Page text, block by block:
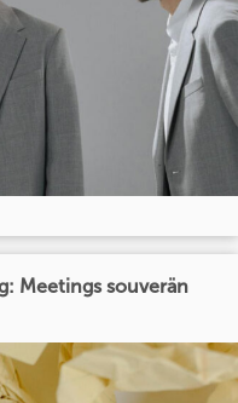
Meetings souverän